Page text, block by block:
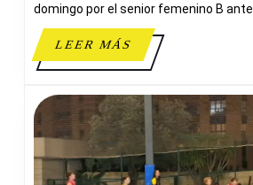
domingo por el senior femenino B ante
LEER MÁSLEER
MÁS